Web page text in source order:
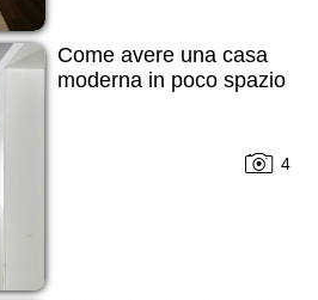
Come avere una casa
moderna in poco spazio
4